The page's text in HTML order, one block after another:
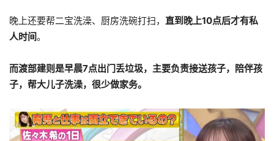
晚上还要帮二宝洗澡、厨房洗碗打扫， 直到晚上10点后才有私
人时间。
而渡部建则是早晨7点出门丢垃圾，主要负责接送孩子，陪伴孩
子，帮大儿子洗澡，很少做家务。